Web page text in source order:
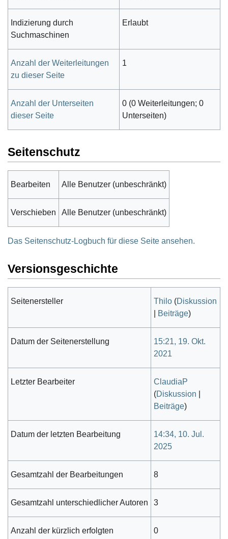
Indizierung durch
Suchmaschinen
Erlaubt
Anzahl der Weiterleitungen
zu dieser Seite
1
Anzahl der Unterseiten
dieser Seite
0 (0 Weiterleitungen; 0
Unterseiten)
Seitenschutz
Bearbeiten Alle Benutzer (unbeschränkt)
Verschieben Alle Benutzer (unbeschränkt)
Das Seitenschutz-Logbuch für diese Seite ansehen.
Versionsgeschichte
Seitenersteller Thilo (Diskussion
Beiträge)
Datum der Seitenerstellung
15:21, 19. Okt.
2021
Letzter Bearbeiter
ClaudiaP
(Diskussion
Beiträge)
Datum der letzten Bearbeitung
14:34, 10. Jul.
2025
Gesamtzahl der Bearbeitungen 8
Gesamtzahl unterschiedlicher Autoren 3
Anzahl der kürzlich erfolgten
0